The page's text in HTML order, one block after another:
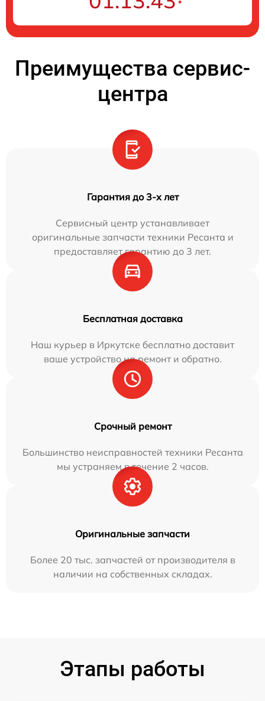
Преимущества сервис-
центра
Гарантия до 3-х лет
Сервисный центр устанавливает
оригинальные запчасти техники Ресанта и
предоставляет гарантию до 3 лет.
Бесплатная доставка
Наш курьер в Иркутске бесплатно доставит
ваше устройство на ремонт и обратно.
Срочный ремонт
Большинство неисправностей техники Ресанта
мы устраняем в течение 2 часов.
Оригинальные запчасти
Более 20 тыс. запчастей от производителя в
наличии на собственных складах.
Этапы работы